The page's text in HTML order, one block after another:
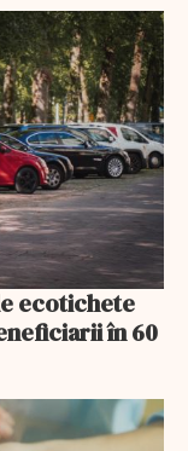
ecotichete
în 60